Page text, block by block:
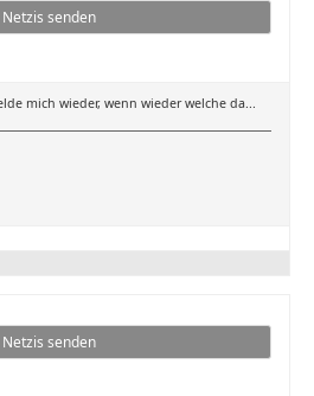
Netzis senden
mich wieder, wenn wieder welche da...
Netzis senden